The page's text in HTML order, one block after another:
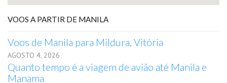
VOOS A PARTIR DE MANILA
Voos de Manila para Mildura, Vitória
AGOSTO 4, 2026
Quanto tempo é a viagem de avião até Manila e
Manama